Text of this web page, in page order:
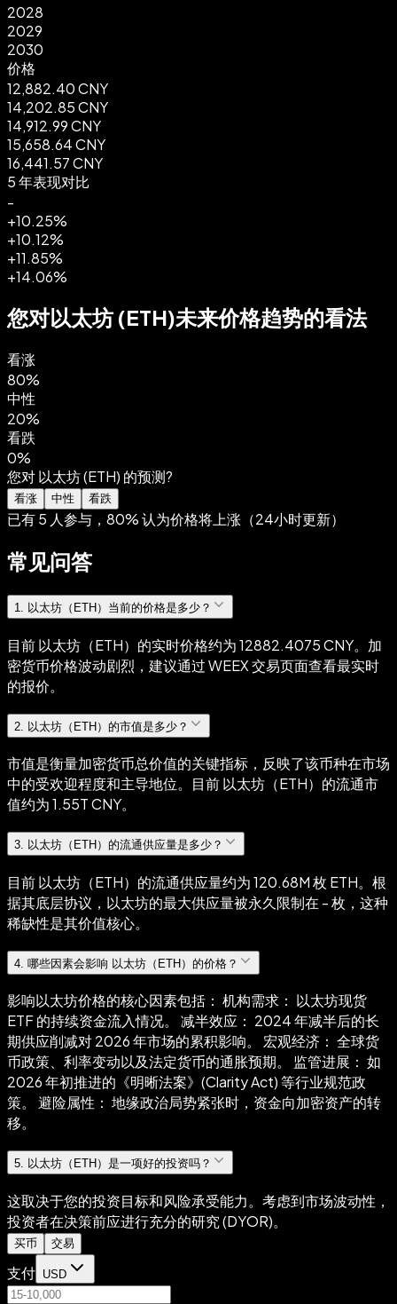
2028
2029
2030
价格
12,882.40 CNY
14,202.85 CNY
14,912.99 CNY
15,658.64 CNY
16,441.57 CNY
5 年表现对比
-
+10.25%
+10.12%
+11.85%
+14.06%
您对以太坊 (ETH)未来价格趋势的看法
看涨
80%
中性
20%
看跌
0%
您对 以太坊 (ETH) 的预测?
看涨 中性 看跌
已有 5 人参与，80% 认为价格将上涨（24小时更新）
常见问答
1. 以太坊（ETH）当前的价格是多少？
目前 以太坊（ETH）的实时价格约为 12882.4075 CNY。加
密货币价格波动剧烈，建议通过 WEEX 交易页面查看最实时
的报价。
2 以太坊（ETH）的市值是多少？
市值是衡量加密货币总价值的关键指标，反映了该币种在市场
中的受欢迎程度和主导地位。目前 以太坊（ETH）的流通市
值约为 1.55T CNY。
3. 以太坊（ETH）的流通供应量是多少？
目前 以太坊（ETH）的流通供应量约为 120.68M 枚 ETH。根
据其底层协议，以太坊的最大供应量被永久限制在 - 枚，这种
稀缺性是其价值核心。
4 哪些因素会影响 以太坊（ETH）的价格？
影响以太坊价格的核心因素包括： 机构需求： 以太坊现货
ETF 的持续资金流入情况。 减半效应： 2024 年减半后的长
期供应削减对 2026 年市场的累积影响。 宏观经济： 全球货
币政策、利率变动以及法定货币的通胀预期。 监管进展： 如
2026 年初推进的《明晰法案》(Clarity Act) 等行业规范政
策。 避险属性： 地缘政治局势紧张时，资金向加密资产的转
移。
5. 以太坊（ETH）是一项好的投资吗？
这取决于您的投资目标和风险承受能力。考虑到市场波动性，
投资者在决策前应进行充分的研究 (DYOR)。
买币 交易
支付 USD